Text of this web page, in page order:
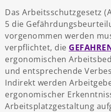
Das Arbeitsschutzgesetz
5 die
vorgenommen werden
verpflichtet, die
ergonomischen
und entsprechende
Indirekt werden
ergonomischer
Arbeitsplatzgestaltung